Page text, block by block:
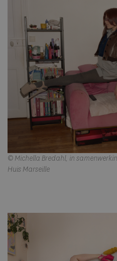
© Michella Bredahl, in
Huis Marseille